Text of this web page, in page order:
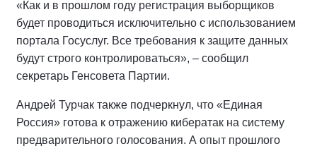
«Как и в прошлом году регистрация выборщиков
будет проводиться исключительно с использованием
портала Госуслуг. Все требования к защите данных
будут строго контролироваться», – сообщил
секретарь Генсовета Партии.
Андрей Турчак также подчеркнул, что «Единая
Россия» готова к отражению кибератак на систему
предварительного голосования. А опыт прошлого